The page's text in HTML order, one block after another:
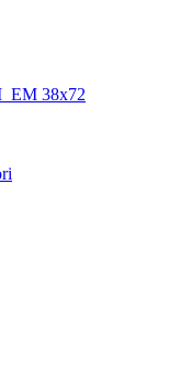
38x72